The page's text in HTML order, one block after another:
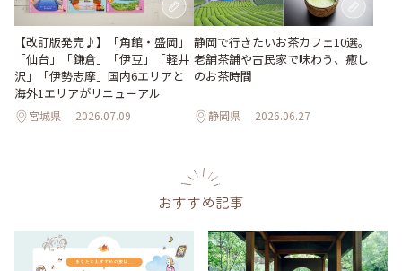
【改訂版発売♪】「角館・盛岡」
「仙台」「鎌倉」「伊豆」「軽井
沢」「伊勢志摩」国内6エリアと
海外1エリアがリニューアル
宮城県 2026.07.09
静岡で行きたいお茶カフェ10選。
老舗茶舗や古民家で味わう、癒し
のお茶時間
静岡県 2026.06.27
おすすめ記事